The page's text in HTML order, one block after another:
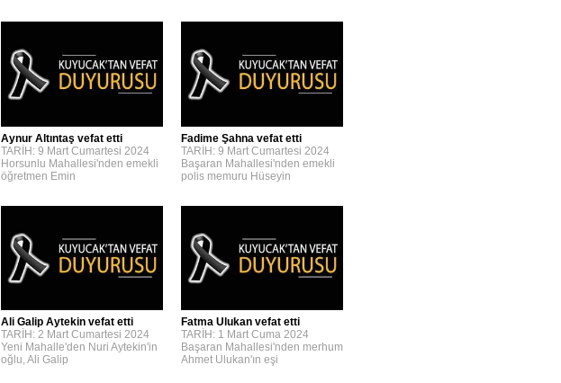
Aynur Altıntaş vefat etti
TARİH: 9 Mart Cumartesi 2024
Horsunlu Mahallesi'nden emekli
öğretmen Emin
Fadime Şahna vefat etti
TARİH: 9 Mart Cumartesi 2024
Başaran Mahallesi'nden emekli
polis memuru Hüseyin
Ali Galip Aytekin vefat etti
TARİH: 2 Mart Cumartesi 2024
Yeni Mahalle'den Nuri Aytekin'in
oğlu, Ali Galip
Fatma Ulukan vefat etti
TARİH: 1 Mart Cuma 2024
Başaran Mahallesi'nden merhum
Ahmet Ulukan'ın eşi